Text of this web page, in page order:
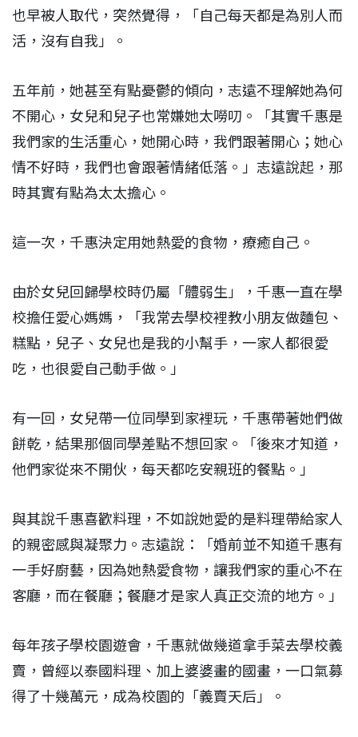
也早被人取代，突然覺得，「自己每天都是為別人而
活，沒有自我」。
五年前，她甚至有點憂鬱的傾向，志遠不理解她為何
不開心，女兒和兒子也常嫌她太嘮叨。「其實千惠是
我們家的生活重心，她開心時，我們跟著開心；她心
情不好時，我們也會跟著情緒低落。」志遠說起，那
時其實有點為太太擔心。
這一次，千惠決定用她熱愛的食物，療癒自己。
由於女兒回歸學校時仍屬「體弱生」，千惠一直在學
校擔任愛心媽媽，「我常去學校裡教小朋友做麵包、
糕點，兒子、女兒也是我的小幫手，一家人都很愛
吃，也很愛自己動手做。」
有一回，女兒帶一位同學到家裡玩，千惠帶著她們做
餅乾，結果那個同學差點不想回家。「後來才知道，
他們家從來不開伙，每天都吃安親班的餐點。」
與其說千惠喜歡料理，不如說她愛的是料理帶給家人
的親密感與凝聚力。志遠說：「婚前並不知道千惠有
一手好廚藝，因為她熱愛食物，讓我們家的重心不在
客廳，而在餐廳；餐廳才是家人真正交流的地方。」
每年孩子學校園遊會，千惠就做幾道拿手菜去學校義
賣，曾經以泰國料理、加上婆婆畫的國畫，一口氣募
得了十幾萬元，成為校園的「義賣天后」。